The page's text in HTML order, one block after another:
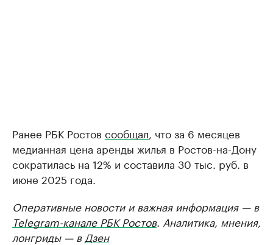
Ранее РБК Ростов сообщал , что за 6 месяцев
медианная цена аренды жилья в Ростов-на-Дону
сократилась на 12% и составила 30 тыс. руб. в
июне 2025 года.
Оперативные новости и важная информация — в
Telegram-канале РБК Ростов. Аналитика, мнения,
лонгриды — в Дзен